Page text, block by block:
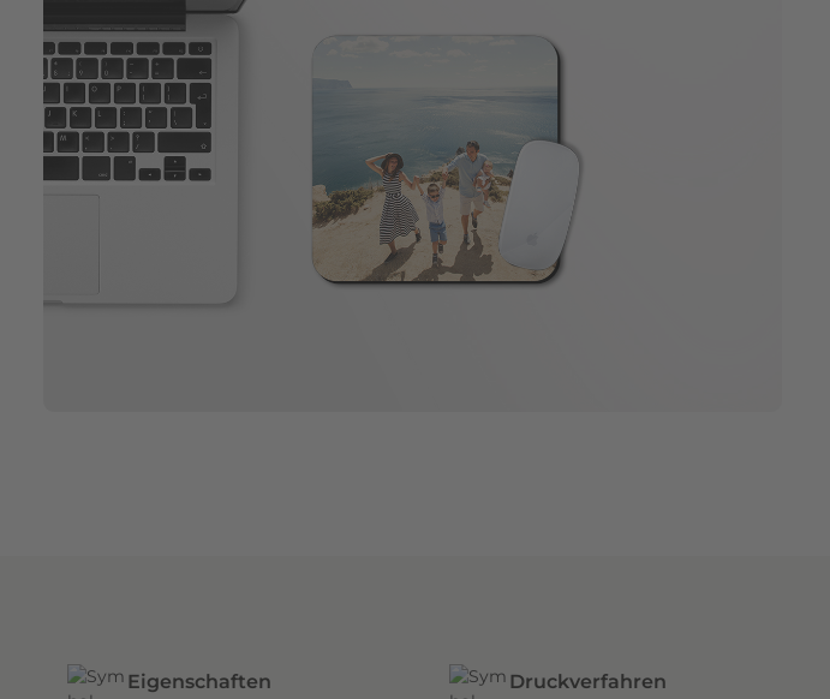
Eigenschaften Druckverfahren